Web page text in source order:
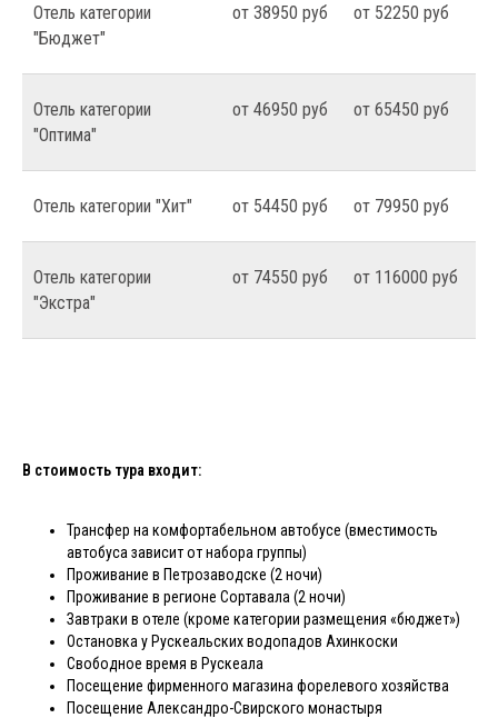
Отель категории
"Бюджет"
от 38950 руб от 52250 руб
Отель категории
"Оптима"
от 46950 руб от 65450 руб
Отель категории "Хит" от 54450 руб от 79950 руб
Отель категории
"Экстра"
от 74550 руб от 116000 руб
В стоимость тура входит:
Трансфер на комфортабельном автобусе (вместимость
автобуса зависит от набора группы)
Проживание в Петрозаводске (2 ночи)
Проживание в регионе Сортавала (2 ночи)
Завтраки в отеле (кроме категории размещения «бюджет»)
Остановка у Рускеальских водопадов Ахинкоски
Свободное время в Рускеала
Посещение фирменного магазина форелевого хозяйства
Посещение Александро-Свирского монастыря